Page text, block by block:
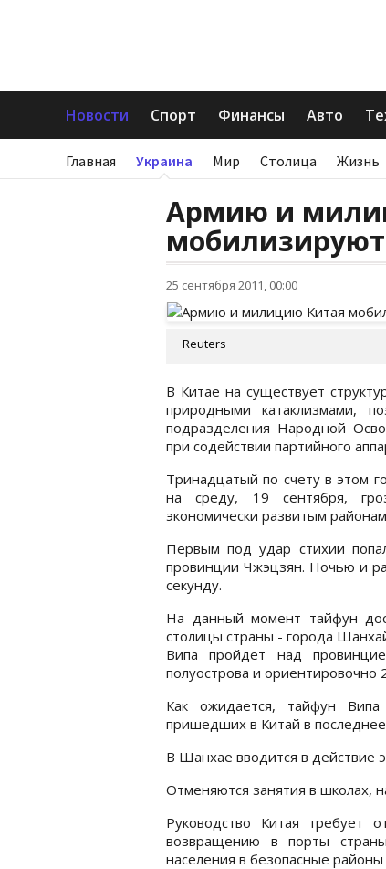
Новости Спорт Финансы Авто
Главная Украина Мир Столица Жизнь
Армию и
25 сентября 2011, 00:00
Reuters
В Китае на существует
природными катаклизмами,
подразделения Народной
при содействии партийного
Тринадцатый по счету в этом
на среду, 19 сентября,
экономически развитым
Первым под удар стихии
провинции Чжэцзян. Ночью и
секунду.
На данный момент тайфун
столицы страны - города
Випа пройдет над
полуострова и ориентировочно
Как ожидается, тайфун
пришедших в Китай в
В Шанхае вводится в действие
Отменяются занятия в школах,
Руководство Китая требует
возвращению в порты
населения в безопасные районы